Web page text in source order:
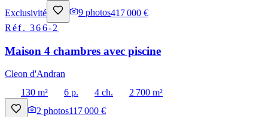
Exclusivité
9 photos417 000 €
Réf.366-2
Maison 4 chambres avec piscine
Cleon d'Andran
130 m²
6 p. 4 ch.
2 700 m²
2 photos117 000 €